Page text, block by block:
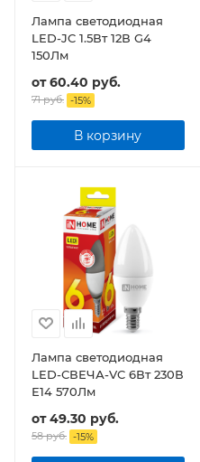
Лампа светодиодная
LED-JC 1.5Вт 12В G4
150Лм
от60.40 руб.
71 руб. -15%
В корзину
Лампа светодиодная
LED-СВЕЧА-VC 6Вт 230В
Е14 570Лм
от49.30 руб.
58 руб. -15%